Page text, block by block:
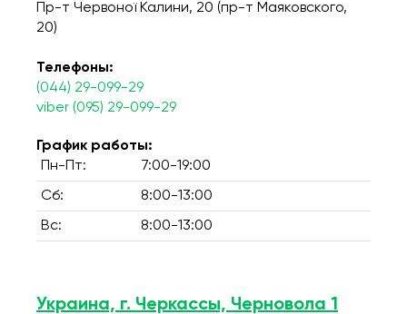
Пр-т Червоної Калини, 20 (пр-т Маяковского,
20)
Телефоны:
(044) 29-099-29
viber (095) 29-099-29
График работы:
Пн-Пт:
7:00-19:00
Сб: 8:00-13:00
Вс: 8:00-13:00
Украина, г. Черкассы, Черновола 1